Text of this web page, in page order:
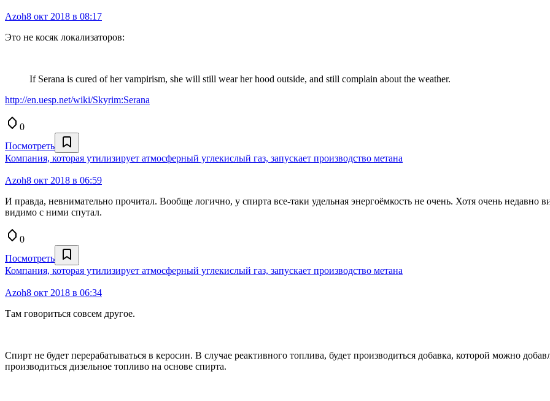
Azoh8 окт 2018 в 08:17
Это не косяк локализаторов:
If Serana is cured of her vampirism, she will still wear her hood outside, and still complain about the weather.
http://en.uesp.net/wiki/Skyrim:Serana
0
Посмотреть
Компания, которая утилизирует атмосферный углекислый газ, запускает производство метана
Azoh8 окт 2018 в 06:59
И правда, невнимательно прочитал. Вообще логично, у спирта все-таки удельная энергоёмкость не очень. Хотя очень недавно
видимо с ними спутал.
0
Посмотреть
Компания, которая утилизирует атмосферный углекислый газ, запускает производство метана
Azoh8 окт 2018 в 06:34
Там говориться совсем другое.
Спирт не будет перерабатываться в керосин. В случае реактивного топлива, будет производиться добавка, которой можно
производиться дизельное топливо на основе спирта.